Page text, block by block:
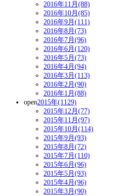
2016年11月(88)
2016年10月(85)
2016年9月(111)
2016年8月(73)
2016年7月(96)
2016年6月(120)
2016年5月(73)
2016年4月(94)
2016年3月(113)
2016年2月(90)
2016年1月(88)
open2015年(1129)
2015年12月(77)
2015年11月(97)
2015年10月(114)
2015年9月(93)
2015年8月(72)
2015年7月(110)
2015年6月(96)
2015年5月(93)
2015年4月(96)
2015年3月(90)